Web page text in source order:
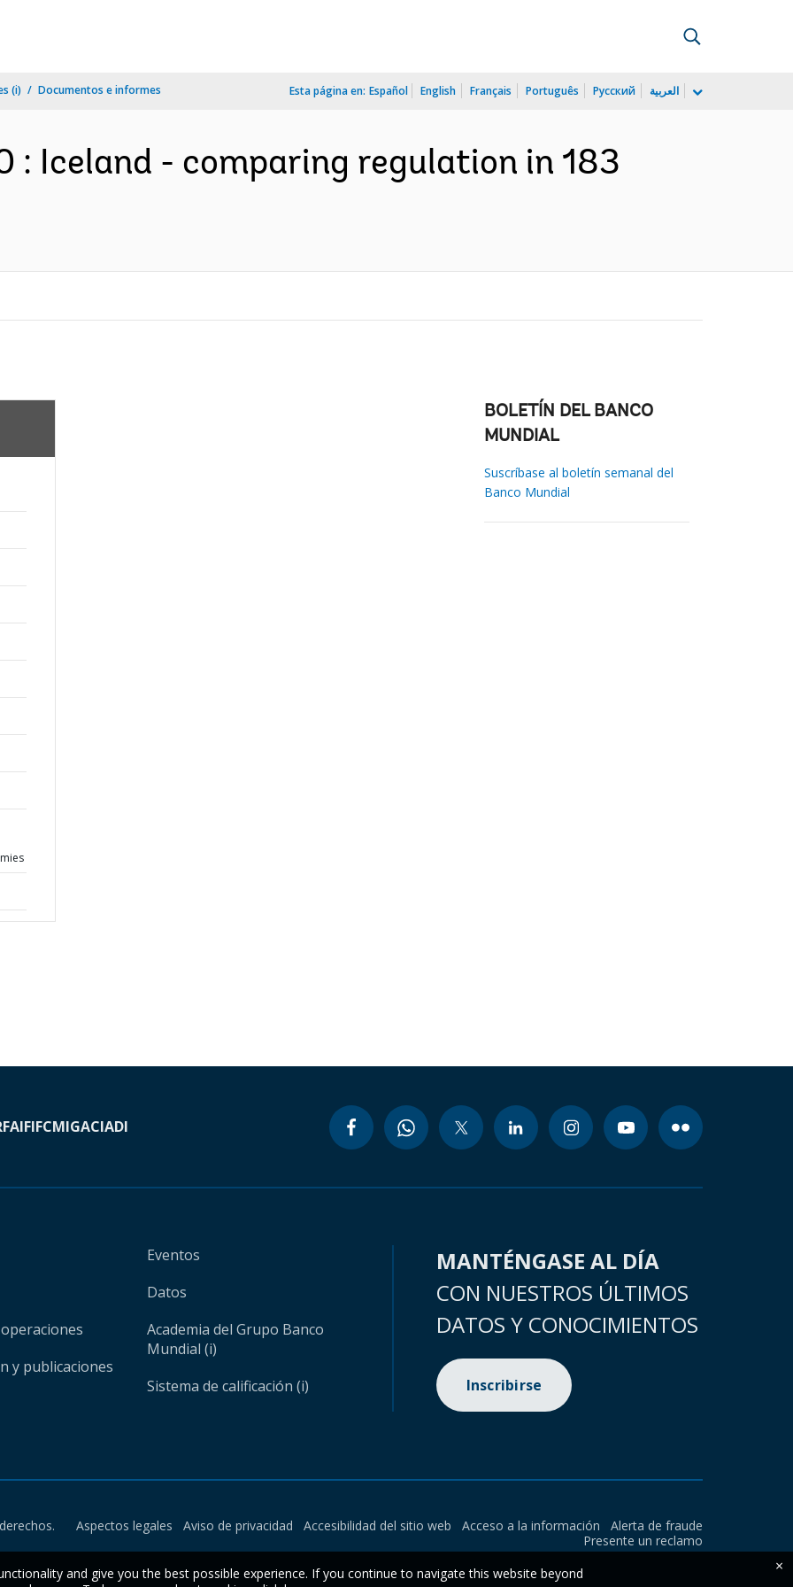
(i) Documentos e informes Esta página en: Español English Français Português Русский العربية
: Iceland - comparing regulation in 183
BOLETÍN DEL BANCO
MUNDIAL
Suscríbase al boletín semanal del
Banco Mundial
AIFIFCMIGACIADI
y publicaciones
Eventos
Datos
Academia del Grupo Banco
Mundial (i)
Sistema de calificación (i)
MANTÉNGASE AL DÍA
CON NUESTROS ÚLTIMOS
DATOS Y CONOCIMIENTOS
Inscribirse
Aspectos legales Aviso de privacidad Accesibilidad del sitio web Acceso a la información
Alerta de fraude
Presente un reclamo
and give you the best possible experience. If you continue to navigate this website beyond
×